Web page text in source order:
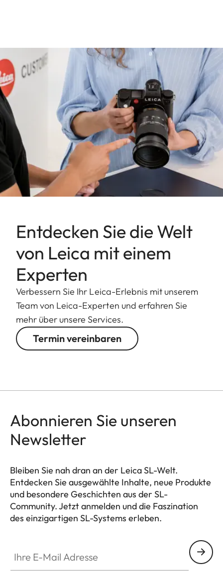
Entdecken Sie die Welt
von Leica mit einem
Experten
Verbessern Sie Ihr Leica-Erlebnis mit unserem
Team von Leica-Experten und erfahren Sie
mehr über unsere Services.
Termin vereinbaren
Abonnieren Sie unseren
Newsletter
Bleiben Sie nah dran an der Leica SL-Welt.
Entdecken Sie ausgewählte Inhalte, neue Produkte
und besondere Geschichten aus der SL-
Community. Jetzt anmelden und die Faszination
des einzigartigen SL-Systems erleben.